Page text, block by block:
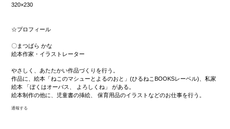
320×230
☆プロフィール
〇まつばら かな
絵本作家・イラストレーター
やさしく、あたたかい作品づくりを行う。
作品に、絵本「ねこのマシューとよるのおと」(ひるねこBOOKSレーベル)、私家
絵本 「ぼくはオーバス、 よろしくね」 がある。
絵本制作の他に、児童書の挿絵、 保育用品のイラストなどのお仕事を行う。
通報する